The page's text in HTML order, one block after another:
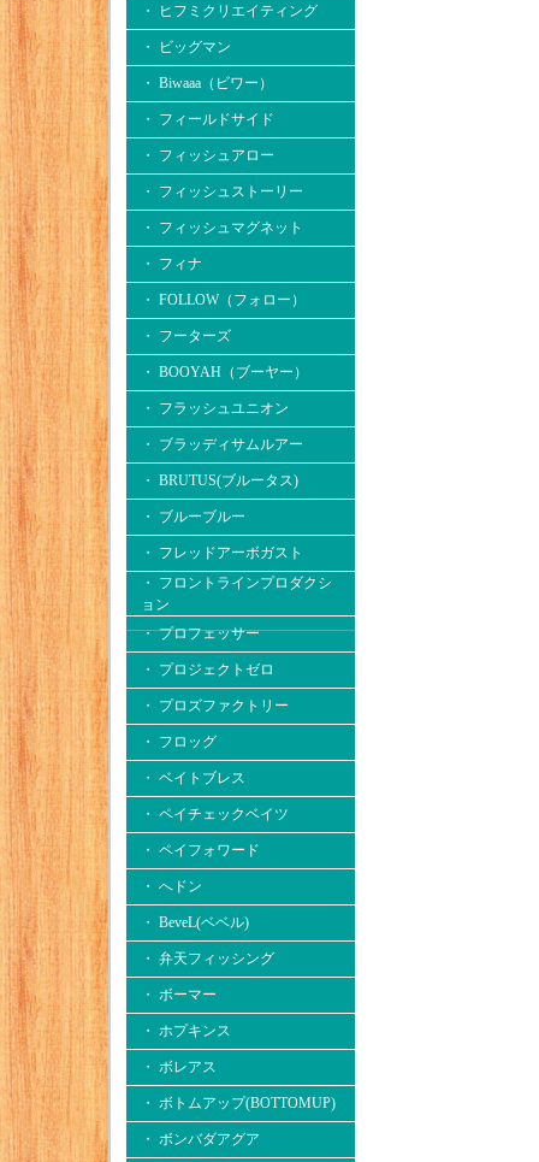
・ ヒフミクリエイティング
・ ビッグマン
・ Biwaaa（ビワー）
・ フィールドサイド
・ フィッシュアロー
・ フィッシュストーリー
・ フィッシュマグネット
・ フィナ
・ FOLLOW（フォロー）
・ フーターズ
・ BOOYAH（ブーヤー）
・ フラッシュユニオン
・ ブラッディサムルアー
・ BRUTUS(ブルータス)
・ ブルーブルー
・ フレッドアーボガスト
・ フロントラインプロダクシ
ョン
・ プロフェッサー
・ プロジェクトゼロ
・ プロズファクトリー
・ フロッグ
・ ベイトブレス
・ ペイチェックベイツ
・ ペイフォワード
・ へドン
・ BeveL(ベベル)
・ 弁天フィッシング
・ ボーマー
・ ホプキンス
・ ボレアス
・ ボトムアップ(BOTTOMUP)
・ ボンバダアグア